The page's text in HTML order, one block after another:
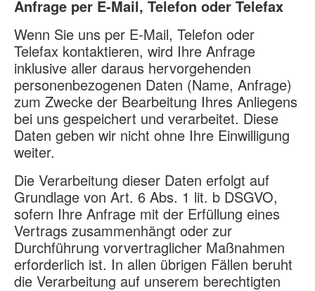
Anfrage per E-Mail, Telefon oder Telefax
Wenn Sie uns per E-Mail, Telefon oder
Telefax kontaktieren, wird Ihre Anfrage
inklusive aller daraus hervorgehenden
personenbezogenen Daten (Name, Anfrage)
zum Zwecke der Bearbeitung Ihres Anliegens
bei uns gespeichert und verarbeitet. Diese
Daten geben wir nicht ohne Ihre Einwilligung
weiter.
Die Verarbeitung dieser Daten erfolgt auf
Grundlage von Art. 6 Abs. 1 lit. b DSGVO,
sofern Ihre Anfrage mit der Erfüllung eines
Vertrags zusammenhängt oder zur
Durchführung vorvertraglicher Maßnahmen
erforderlich ist. In allen übrigen Fällen beruht
die Verarbeitung auf unserem berechtigten